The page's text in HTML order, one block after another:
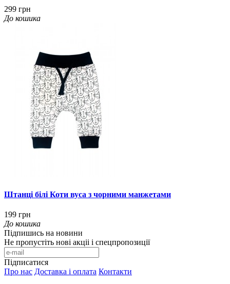
299 грн
До кошика
Штанці білі Коти вуса з чорними манжетами
199 грн
До кошика
Підпишись на новини
Не пропустіть нові акціі і спецпропозиції
Підписатися
Про нас Доставка і оплата Контакти